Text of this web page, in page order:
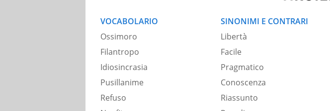
VOCABOLARIO
Ossimoro
Filantropo
Idiosincrasia
Pusillanime
Refuso
SINONIMI E CONTRARI
Libertà
Facile
Pragmatico
Conoscenza
Riassunto